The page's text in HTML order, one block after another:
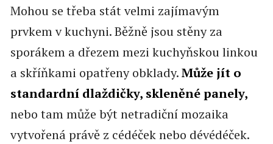
Mohou se třeba stát velmi zajímavým
prvkem v kuchyni. Běžně jsou stěny za
sporákem a dřezem mezi kuchyňskou linkou
a skříňkami opatřeny obklady.Může jít o
standardní dlaždičky, skleněné panely,
nebo tam může být netradiční mozaika
vytvořená právě z cédéček nebo dévédéček.